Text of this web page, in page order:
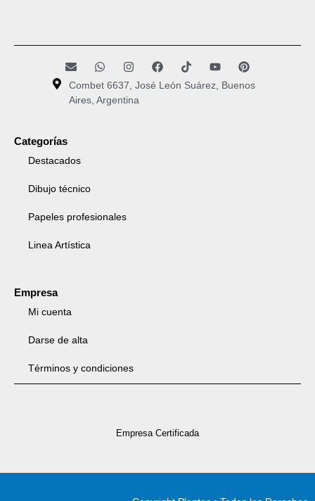
Combet 6637, José León Suárez, Buenos
Aires, Argentina
Categorías
Destacados
Dibujo técnico
Papeles profesionales
Linea Artística
Empresa
Mi cuenta
Darse de alta
Términos y condiciones
Empresa Certificada